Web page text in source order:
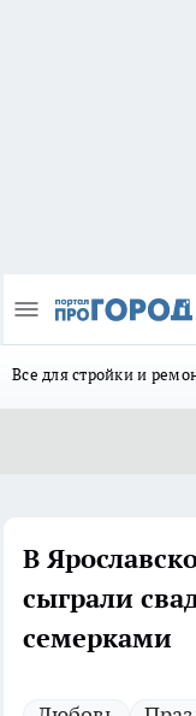
Все для стройки и
В
сыграли
семерками